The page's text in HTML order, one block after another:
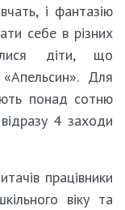
і фантазію
себе в різних
діти, що
Для
понад сотню
4 заходи
працівники
віку та